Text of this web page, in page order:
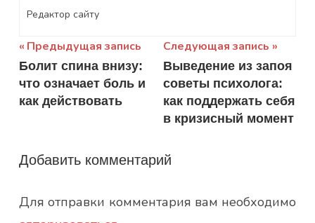
Редактор сайту
Навигация
по
записям
Предыдущая запись
Болит спина внизу:
что означает боль и
как действовать
Следующая запись
Выведение из запоя
советы психолога:
как поддержать себя
в кризисный момент
Добавить комментарий
Для отправки комментария вам необходимо